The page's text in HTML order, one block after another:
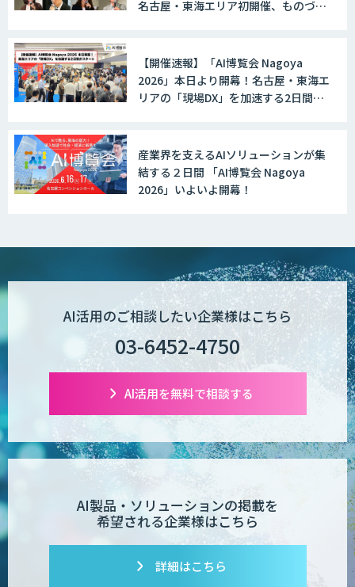
名古屋・東海エリア初開催、ものづく
【開催速報】「AI博覧会 Nagoya
2026」本日より開幕！名古屋・東海エ
リアの「現場DX」を加速する2日間が
産業界を支えるAIソリューションが集
結する２日間 「AI博覧会 Nagoya
2026」いよいよ開幕！
AI活用のご相談したい企業様はこちら
03-6452-4750
AI活用を無料で相談する
AI製品・ソリューションの掲載を
希望される企業様はこちら
詳細はこちら